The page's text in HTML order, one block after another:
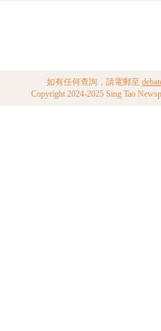
如有任何查詢，請電郵至
Copyright 2024-2025 Sing Tao